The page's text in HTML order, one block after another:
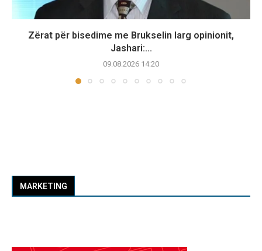
Zërat për bisedime me Brukselin larg opinionit,
Jashari:...
09.08.2026 14:20
MARKETING